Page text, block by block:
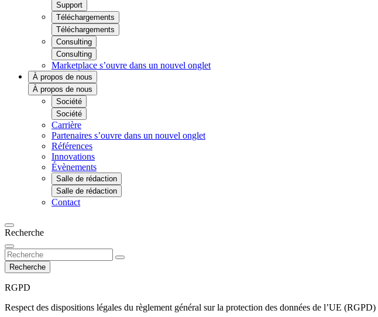
Support
Téléchargements
Téléchargements
Consulting
Consulting
Marketplace s’ouvre dans un nouvel onglet
À propos de nous
À propos de nous
Société
Société
Carrière
Partenaires s’ouvre dans un nouvel onglet
Références
Innovations
Évènements
Salle de rédaction
Salle de rédaction
Contact
Recherche
Recherche
RGPD
Respect des dispositions légales du règlement général sur la protection des données de l’UE (RGPD)